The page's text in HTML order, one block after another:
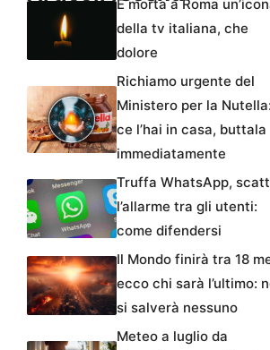
È morta a Roma
della tv italiana, che
dolore
Richiamo urgente del
Ministero per la
ce l’hai in casa, buttala
immediatamente
Truffa WhatsApp,
l’allarme tra gli utenti:
come difendersi
Il Mondo finirà tra 18
ecco chi sarà l’ultimo:
si salverà nessuno
Meteo a luglio da